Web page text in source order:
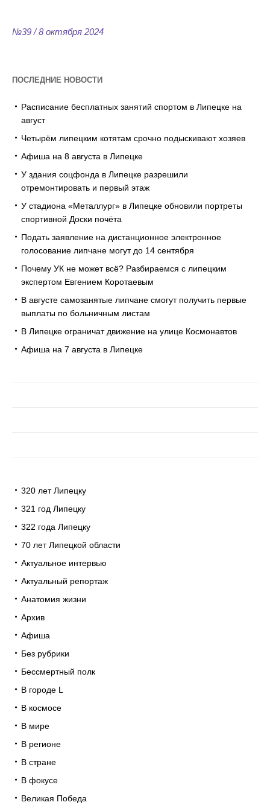
№39 / 8 октября 2024
ПОСЛЕДНИЕ НОВОСТИ
Расписание бесплатных занятий спортом в Липецке на
август
Четырём липецким котятам срочно подыскивают хозяев
Афиша на 8 августа в Липецке
У здания соцфонда в Липецке разрешили
отремонтировать и первый этаж
У стадиона «Металлург» в Липецке обновили портреты
спортивной Доски почёта
Подать заявление на дистанционное электронное
голосование липчане могут до 14 сентября
Почему УК не может всё? Разбираемся с липецким
экспертом Евгением Коротаевым
В августе самозанятые липчане смогут получить первые
выплаты по больничным листам
В Липецке ограничат движение на улице Космонавтов
Афиша на 7 августа в Липецке
320 лет Липецку
321 год Липецку
322 года Липецку
70 лет Липецкой области
Актуальное интервью
Актуальный репортаж
Анатомия жизни
Архив
Афиша
Без рубрики
Бессмертный полк
В городе L
В космосе
В мире
В регионе
В стране
В фокусе
Великая Победа